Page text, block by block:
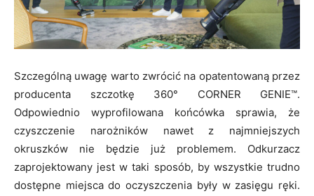
Szczególną uwagę warto zwrócić na opatentowaną przez
producenta szczotkę 360° CORNER GENIE™.
Odpowiednio wyprofilowana końcówka sprawia, że
czyszczenie narożników nawet z najmniejszych
okruszków nie będzie już problemem. Odkurzacz
zaprojektowany jest w taki sposób, by wszystkie trudno
dostępne miejsca do oczyszczenia były w zasięgu ręki.